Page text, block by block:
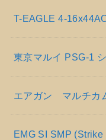
T-EAGLE 4-
東京マルイ PSG-1
エアガン マルチカ
EMG SI SMP